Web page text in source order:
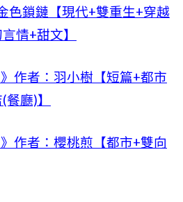
色鎖鏈【現代+雙重生+穿越
情+甜文】
作者：羽小樹【短篇+都市
廳)】
作者：櫻桃煎【都市+雙向